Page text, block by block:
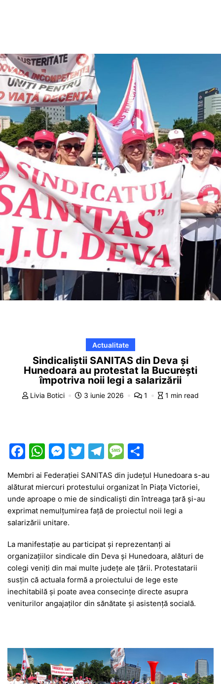
Actualitate
Sindicaliștii SANITAS din Deva și
Hunedoara au protestat la București
împotriva noii legi a salarizării
Livia Botici 3 iunie 2026 1 1 min read
F
a
c
e
b
o
o
k
W
at
s
A
p
p
M
e
s
s
e
n
g
er
T
itt
er
T
e
gr
a
M
e
s
s
a
e
ta
je
a
ă
Membri ai Federației SANITAS din județul Hunedoara s-au
alăturat miercuri protestului organizat în Piața Victoriei,
unde aproape o mie de sindicaliști din întreaga țară și-au
exprimat nemulțumirea față de proiectul noii legi a
salarizării unitare.
La manifestație au participat și reprezentanți ai
organizațiilor sindicale din Deva și Hunedoara, alături de
colegi veniți din mai multe județe ale țării. Protestatarii
susțin că actuala formă a proiectului de lege este
inechitabilă și poate avea consecințe directe asupra
veniturilor angajaților din sănătate și asistență socială.